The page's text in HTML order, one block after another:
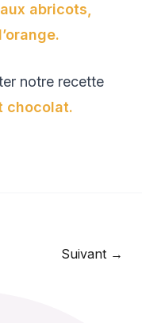
abricots,
notre recette
chocolat.
Suivant →